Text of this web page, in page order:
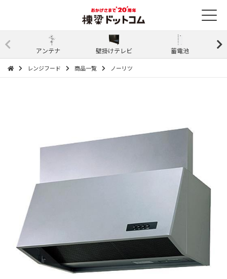
アンテナ 壁掛けテレビ 蓄電池
レンジフード 商品一覧 ノーリツ